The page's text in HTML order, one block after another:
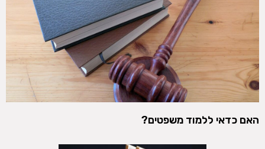
האם כדאי ללמוד משפטים?